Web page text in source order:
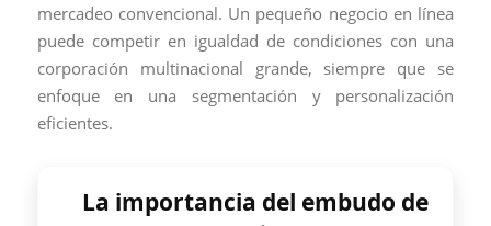
mercadeo convencional. Un pequeño negocio en línea
puede competir en igualdad de condiciones con una
corporación multinacional grande, siempre que se
enfoque en una segmentación y personalización
eficientes.
La importancia del embudo de